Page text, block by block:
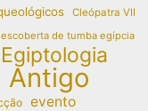
Cleópatra VII
de tumba egípcia
Egiptologia
Antigo
evento